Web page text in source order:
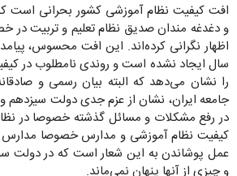
افت کیفیت نظام آموزشی کشور بحرانی است
و دغدغه مندان صدیق نظام تعلیم و تربیت
سال ایجاد نشده است و روندی نامطلوب در
را نشان می‌دهد که البته بیان رسمی و
جامعه ایران، نشان از عزم جدی دولت
در رفع مشکلات و مسائل گذشته خصوصا در
کیفیت نظام آموزشی و مدارس خصوصا مدارس
عمل پوشاندن به این شعار است که در دولت
و چیزی از آنها پنهان نمی‌ماند.